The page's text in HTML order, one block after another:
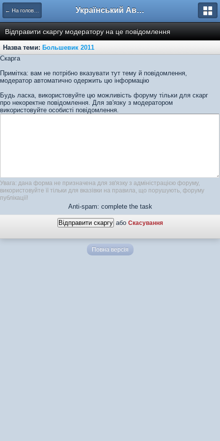
← На головну Український Автоклуб ВАЗ
Відправити скаргу модератору на це повідомлення
Назва теми: Большевик 2011
Скарга
Примітка: вам не потрібно вказувати тут тему й повідомлення,
модератор автоматично одержить цю інформацію
Будь ласка, використовуйте цю можливість форуму тільки для скарг
про некоректне повідомлення. Для зв'язку з модератором
використовуйте особисті повідомлення.
Увага: дана форма не призначена для зв'язку з адміністрацією форуму,
використовуйте її тільки для вказівки на правила, що порушують, форуму
публікації!
Anti-spam: complete the task
або Скасування
Повна версія